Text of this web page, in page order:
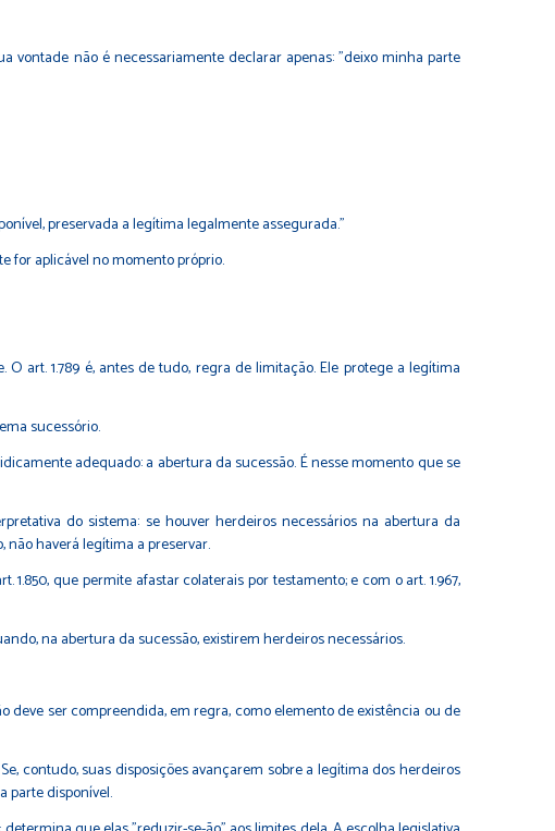
vontade não é necessariamente declarar apenas: "deixo minha parte
preservada a legítima legalmente assegurada."
for aplicável no momento próprio.
art. 1.789 é, antes de tudo, regra de limitação. Ele protege a legítima
sucessório.
adequado: a abertura da sucessão. É nesse momento que se
do sistema: se houver herdeiros necessários na abertura da
não haverá legítima a preservar.
que permite afastar colaterais por testamento; e com o art. 1.967,
na abertura da sucessão, existirem herdeiros necessários.
deve ser compreendida, em regra, como elemento de existência ou de
contudo, suas disposições avançarem sobre a legítima dos herdeiros
parte disponível.